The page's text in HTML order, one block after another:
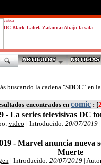
critica
DC Black Label. Zatanna: Abajo la sala
buscando la cadena "SDCC" en
encontrados encomic : [
- La series televisivas DC
video | Introducido: 20/07/2019|
- Marvel anuncia nueva
Muerte
| Introducido: 20/07/2019|